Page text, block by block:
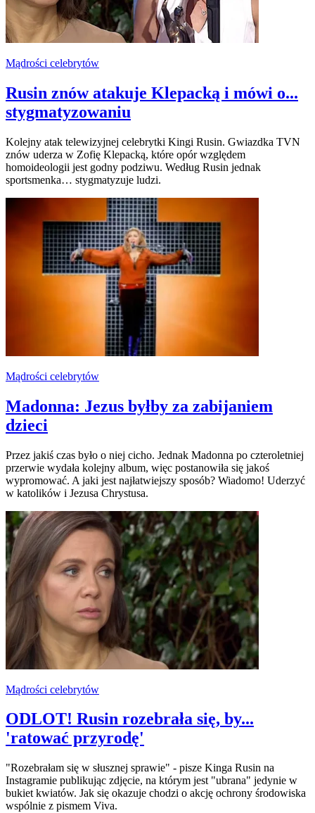
Mądrości celebrytów
Rusin znów atakuje Klepacką i mówi o...
stygmatyzowaniu
Kolejny atak telewizyjnej celebrytki Kingi Rusin. Gwiazdka TVN
znów uderza w Zofię Klepacką, które opór względem
homoideologii jest godny podziwu. Według Rusin jednak
sportsmenka… stygmatyzuje ludzi.
Mądrości celebrytów
Madonna: Jezus byłby za zabijaniem
dzieci
Przez jakiś czas było o niej cicho. Jednak Madonna po czteroletniej
przerwie wydała kolejny album, więc postanowiła się jakoś
wypromować. A jaki jest najłatwiejszy sposób? Wiadomo! Uderzyć
w katolików i Jezusa Chrystusa.
Mądrości celebrytów
ODLOT! Rusin rozebrała się, by...
'ratować przyrodę'
"Rozebrałam się w słusznej sprawie" - pisze Kinga Rusin na
Instagramie publikując zdjęcie, na którym jest "ubrana" jedynie w
bukiet kwiatów. Jak się okazuje chodzi o akcję ochrony środowiska
wspólnie z pismem Viva.